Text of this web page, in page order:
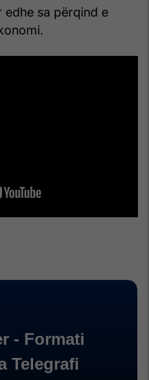
sa përqind e